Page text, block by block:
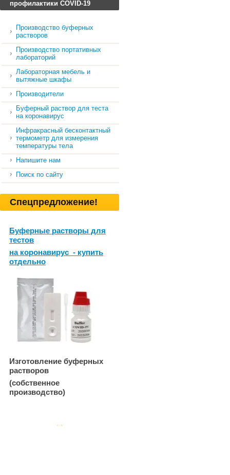
профилактики COVID-19
Производство буферных
растворов
Производство портативных
лабораторий
Лабораторная мебель и
вытяжные шкафы
Производители
Буферный раствор для теста
на коронавирус
Инфракрасный бесконтактный
термометр для измерения
температуры тела
Напишите нам
Поиск по сайту
Спецпредложение!
Буферные растворы для
тестов
на коронавирус - купить
отдельно
Изготовление буферных
растворов
(собственное
производство)